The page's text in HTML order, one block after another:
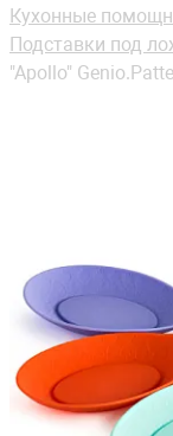
Кухонные
Подставки под
"Apollo"